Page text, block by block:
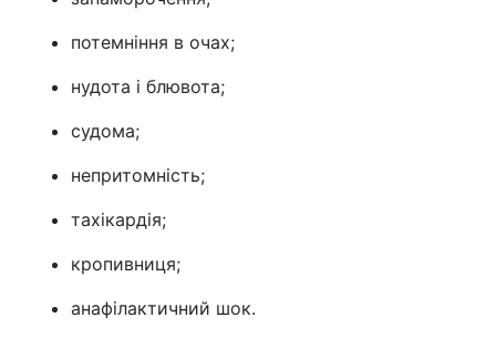
потемніння в очах;
нудота і блювота;
судома;
непритомність;
тахікардія;
кропивниця;
анафілактичний шок.